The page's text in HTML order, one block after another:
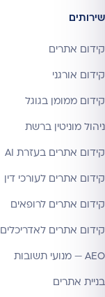
שירותים
קידום אתרים
קידום אורגני
קידום ממומן בגוגל
ניהול מוניטין ברשת
קידום אתרים בעזרת AI
קידום אתרים לעורכי דין
קידום אתרים לרופאים
קידום אתרים לאדריכלים
AEO — מנועי תשובות
בניית אתרים